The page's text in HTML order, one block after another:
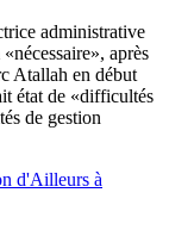
administrative
après
Atallah en début
état de «difficultés
de gestion
d'Ailleurs à